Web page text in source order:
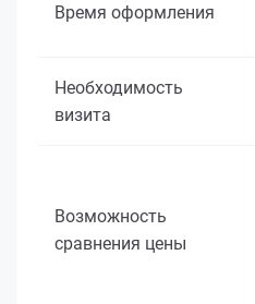
Время оформления
Необходимость
визита
Возможность
сравнения цены